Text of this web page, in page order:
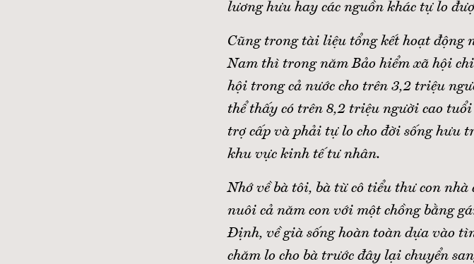
lương hưu hay các nguồn khác tự lo
Cũng trong tài liệu tổng kết hoạt động
Nam thì trong năm Bảo hiểm xã hội
hội trong cả nước cho trên 3,2 triệu
thể thấy có trên 8,2 triệu người cao
trợ cấp và phải tự lo cho đời sống hưu
khu vực kinh tế tư nhân.
Nhớ về bà tôi, bà từ cô tiểu thư con
nuôi cả năm con với một chồng bằng
Định, về già sống hoàn toàn dựa vào
chăm lo cho bà trước đây lại chuyển